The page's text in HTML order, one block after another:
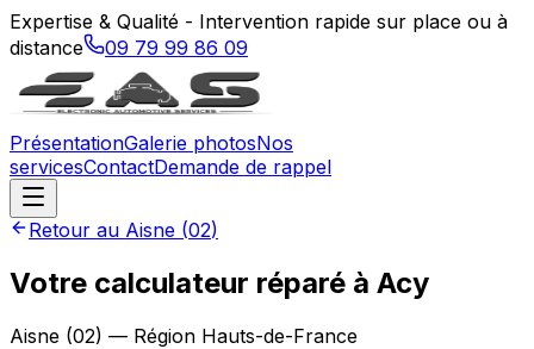
Expertise & Qualité - Intervention rapide sur place ou à
distance
09 79 99 86 09
PrésentationGalerie photosNos
servicesContactDemande de rappel
Retour au Aisne (02)
Votre calculateur réparé à Acy
Aisne (02) — Région Hauts-de-France